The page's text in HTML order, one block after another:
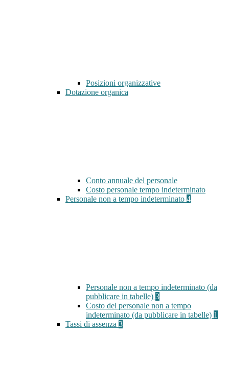
Posizioni organizzative
Dotazione organica
Conto annuale del personale
Costo personale tempo indeterminato
Personale non a tempo indeterminato 4
Personale non a tempo indeterminato (da
pubblicare in tabelle) 3
Costo del personale non a tempo
indeterminato (da pubblicare in tabelle) 1
Tassi di assenza 3